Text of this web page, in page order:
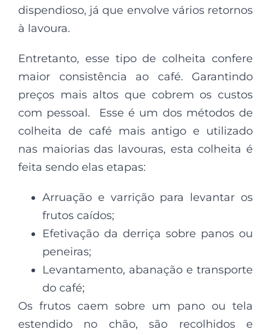
dispendioso, já que envolve vários retornos
à lavoura.
Entretanto, esse tipo de colheita confere
maior consistência ao café. Garantindo
preços mais altos que cobrem os custos
com pessoal. Esse é um dos métodos de
colheita de café mais antigo e utilizado
nas maiorias das lavouras, esta colheita é
feita sendo elas etapas:
Arruação e varrição para levantar os
frutos caídos;
Efetivação da derriça sobre panos ou
peneiras;
Levantamento, abanação e transporte
do café;
Os frutos caem sobre um pano ou tela
estendido no chão, são recolhidos e